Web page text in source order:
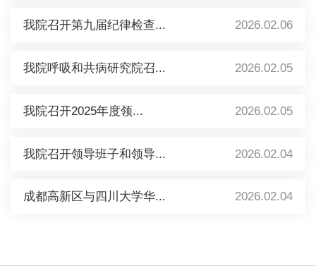
我院召开第九届纪律检查... 2026.02.06
我院呼吸和共病研究院召... 2026.02.05
我院召开2025年度领... 2026.02.05
我院召开领导班子和领导... 2026.02.04
成都高新区与四川大学华... 2026.02.04